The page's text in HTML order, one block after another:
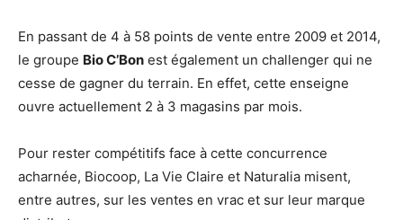
En passant de 4 à 58 points de vente entre 2009 et 2014,
le groupe Bio C’Bon est également un challenger qui ne
cesse de gagner du terrain. En effet, cette enseigne
ouvre actuellement 2 à 3 magasins par mois.
Pour rester compétitifs face à cette concurrence
acharnée, Biocoop, La Vie Claire et Naturalia misent,
entre autres, sur les ventes en vrac et sur leur marque